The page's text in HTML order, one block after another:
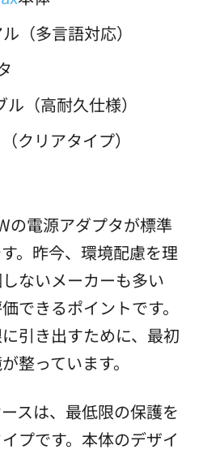
（多言語対応）
（高耐久仕様）
クリアタイプ）
の電源アダプタが標準
。昨今、環境配慮を理
ないメーカーも多い
できるポイントです。
引き出すために、最初
整っています。
スは、最低限の保護を
プです。本体のデザイ